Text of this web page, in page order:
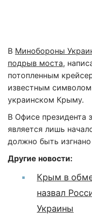
В Минобороны
подрыв моста,
потопленным
известным
украинском Крыму.
В Офисе президента
является лишь
должно быть
Другие новости:
Крым в
назвал
Украины